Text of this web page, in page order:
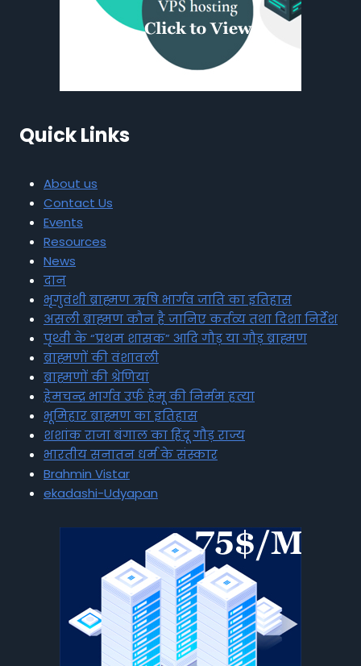
Quick Links
About us
Contact Us
Events
Resources
News
दान
भृगुवंशी ब्राह्मण ऋषि भार्गव जाति का इतिहास
असली ब्राह्मण कौन है जानिए कर्तव्य तथा दिशा निर्देश
पृथ्वी के “प्रथम शासक” आदि गौड़ या गौड़ ब्राह्मण
ब्राह्मणों की वंशावली
ब्राह्मणों की श्रेणियां
हेमचन्द्र भार्गव उर्फ हेमू की निर्मम हत्या
भूमिहार ब्राह्मण का इतिहास
शशांक राजा बंगाल का हिंदू गौड़ राज्य
भारतीय सनातन धर्म के संस्कार
Brahmin Vistar
ekadashi-Udyapan